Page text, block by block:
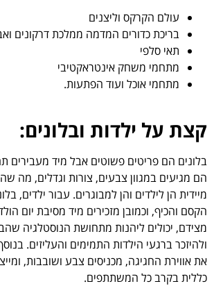
המדמה ממלכת דרקונים ואבירים
הפתעות.
ובלונים:
פשוטים אבל מיד מעבירים תחושה של שמחה.
צורות וגדלים, מה שהופך אותם לאטרקציה
למבוגרים. עבור ילדים, בלונים מייצגים את
מזכירים מיד מסיבת יום הולדת. המבוגרים,
מתחושת הנוסטלגיה שהבלונים מעוררים,
התמימים והעליזים. בנוסף, הבלונים מעצימים
מכניסים צבע ושובבות, ומייצרים תחושת שמחה